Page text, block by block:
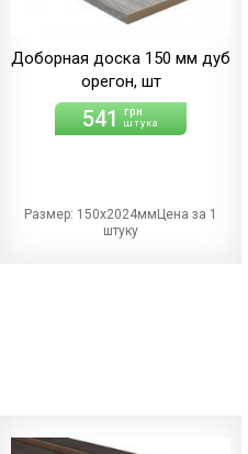
Доборная доска 150 мм дуб
орегон, шт
541 грн
штука
Размер: 150х2024ммЦена за 1
штуку